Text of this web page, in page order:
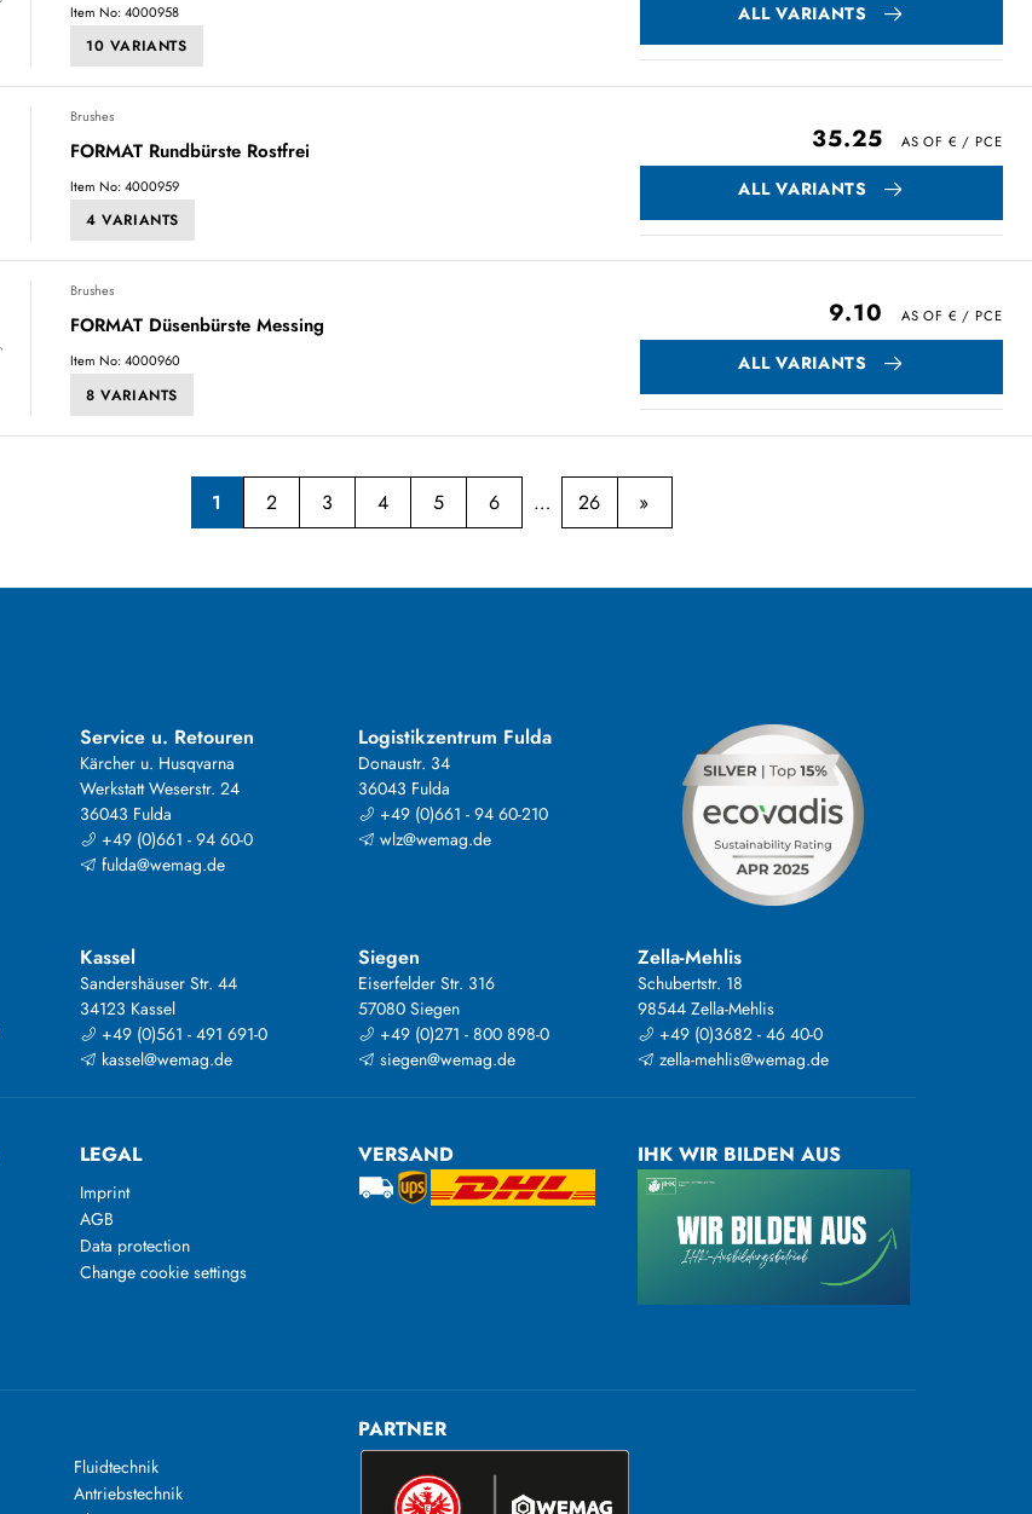
Item No: 4000958
10 VARIANTS
ALL VARIANTS
Brushes
FORMAT Rundbürste Rostfrei
Item No: 4000959
4 VARIANTS
35.25
ALL VARIANTS
Brushes
FORMAT Düsenbürste Messing
Item No: 4000960
8 VARIANTS
9.10
ALL VARIANTS
1 2 3 4 5 6 26
Service u. Retouren
Kärcher u. Husqvarna
Werkstatt Weserstr. 24
36043 Fulda
+49 (0)661 - 94 60-0
fulda@wemag.de
Logistikzentrum Fulda
Donaustr. 34
36043 Fulda
+49 (0)661 - 94 60-210
wlz@wemag.de
Kassel
Sandershäuser Str. 44
34123 Kassel
+49 (0)561 - 491 691-0
kassel@wemag.de
Siegen
Eiserfelder Str. 316
57080 Siegen
+49 (0)271 - 800 898-0
siegen@wemag.de
Zella-Mehlis
Schubertstr. 18
98544 Zella-Mehlis
+49 (0)3682 - 46 40-0
zella-mehlis@wemag.de
LEGAL
Imprint
AGB
Data protection
Change cookie settings
VERSAND IHK WIR BILDEN AUS
Fluidtechnik
Antriebstechnik
PARTNER